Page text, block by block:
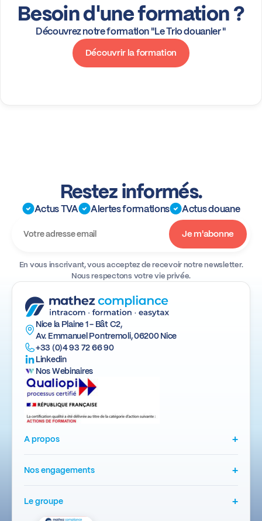
Besoin d'une formation ?
Découvrez notre formation "Le Trio douanier "
Découvrir la formation
Restez informés.
Actus TVA Alertes formations Actus douane
En vous inscrivant, vous acceptez de recevoir notre newsletter.
Nous respectons votre vie privée.
Nice la Plaine 1 - Bât C2,
Av. Emmanuel Pontremoli, 06200 Nice
+33 (0)4 93 72 66 90
Linkedin
Nos Webinaires
A propos +
Nos engagements +
Le groupe +